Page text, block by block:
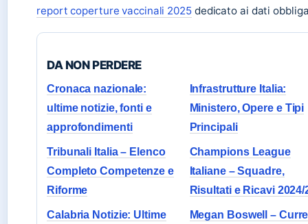
report coperture vaccinali 2025dedicato ai dati
DA NON PERDERE
Cronaca nazionale:
ultime notizie, fonti e
approfondimenti
Infrastrutture Italia:
Ministero, Opere e Tipi
Principali
Tribunali Italia – Elenco
Completo Competenze e
Riforme
Champions League
Italiane – Squadre,
Risultati e Ricavi 2024/
Calabria Notizie: Ultime Megan Boswell –